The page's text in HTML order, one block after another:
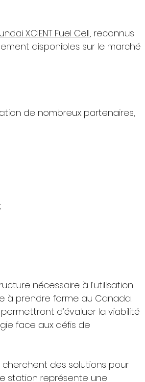
XCIENT Fuel Cell, reconnus
disponibles sur le marché
de nombreux partenaires,
nécessaire à l’utilisation
à prendre forme au Canada.
d’évaluer la viabilité
face aux défis de
des solutions pour
station représente une